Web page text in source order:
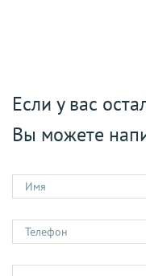
Если у вас
Вы можете